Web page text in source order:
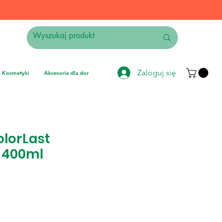
Kosmetyki Akcesoria dla domu Elektronika Instrumenty muzyczne
Zaloguj się